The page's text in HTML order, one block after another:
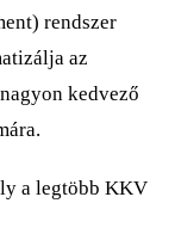
rendszer
az
kedvező
a legtöbb KKV